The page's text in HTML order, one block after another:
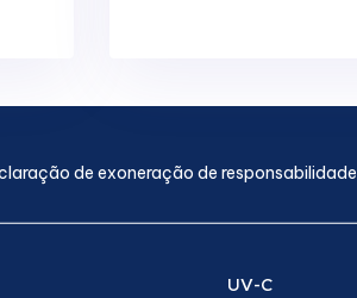
de exoneração de responsabilidade
UV-C